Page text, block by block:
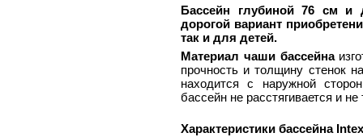
Бассейн глубиной 76 см и
дорогой вариант
так и для детей.
Материал чаши бассейна
прочность и толщину стенок
находится с наружной
бассейн не расстягивается и
Характеристики бассейна